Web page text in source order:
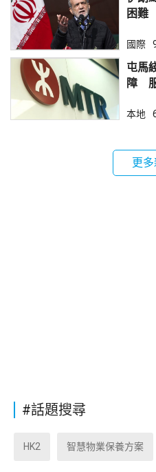
困難
國際
屯馬
障
本地
更
#話題搜尋
HK2 智慧物業保養方案